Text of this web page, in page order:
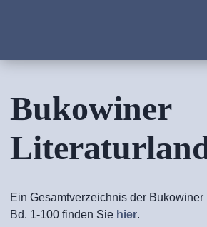
Bukowiner
Ein Gesamtverzeichnis der
Bd. 1-100 finden Sie hier.